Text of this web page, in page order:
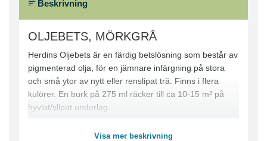
Beskrivning
OLJEBETS, MÖRKGRÅ
Herdins Oljebets är en färdig betslösning som består av
pigmenterad olja, för en jämnare infärgning på stora
och små ytor av nytt eller renslipat trä. Finns i flera
kulörer. En burk på 275 ml räcker till ca 10-15 m² på
hyvlat/slipat underlag.
Visa mer beskrivning